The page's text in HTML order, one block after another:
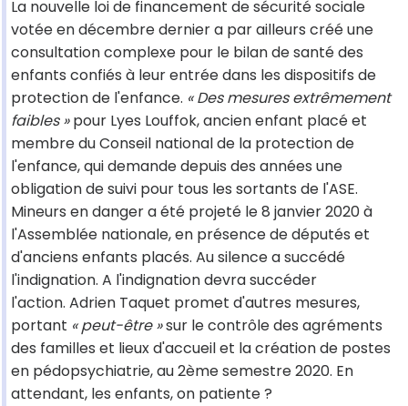
La nouvelle loi de financement de sécurité sociale
votée en décembre dernier a par ailleurs créé une
consultation complexe pour le bilan de santé des
enfants confiés à leur entrée dans les dispositifs de
protection de l'enfance. « Des mesures extrêmement
faibles »pour Lyes Louffok, ancien enfant placé et
membre du Conseil national de la protection de
l'enfance, qui demande depuis des années une
obligation de suivi pour tous les sortants de l'ASE.
Mineurs en danger a été projeté le 8 janvier 2020 à
l'Assemblée nationale, en présence de députés et
d'anciens enfants placés. Au silence a succédé
l'indignation. A l'indignation devra succéder
l'action. Adrien Taquet promet d'autres mesures,
portant « peut-être »sur le contrôle des agréments
des familles et lieux d'accueil et la création de postes
en pédopsychiatrie, au 2ème semestre 2020. En
attendant, les enfants, on patiente ?